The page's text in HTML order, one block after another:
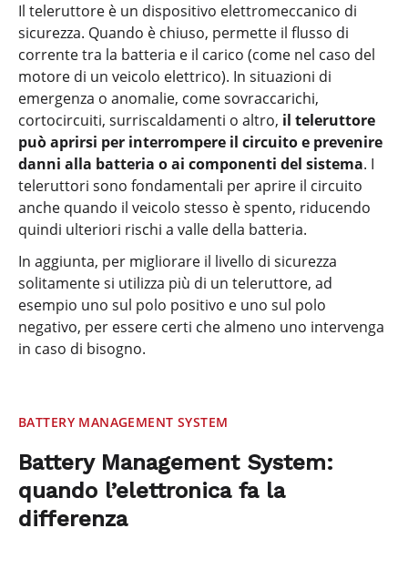
Il teleruttore è un dispositivo elettromeccanico di
sicurezza. Quando è chiuso, permette il flusso di
corrente tra la batteria e il carico (come nel caso del
motore di un veicolo elettrico). In situazioni di
emergenza o anomalie, come sovraccarichi,
cortocircuiti, surriscaldamenti o altro, il teleruttore
può aprirsi per interrompere il circuito e prevenire
danni alla batteria o ai componenti del sistema. I
teleruttori sono fondamentali per aprire il circuito
anche quando il veicolo stesso è spento, riducendo
quindi ulteriori rischi a valle della batteria.
In aggiunta, per migliorare il livello di sicurezza
solitamente si utilizza più di un teleruttore, ad
esempio uno sul polo positivo e uno sul polo
negativo, per essere certi che almeno uno intervenga
in caso di bisogno.
BATTERY MANAGEMENT SYSTEM
Battery Management System:
quando l’elettronica fa la
differenza